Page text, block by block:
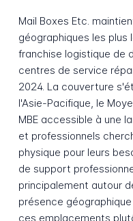
Mail Boxes Etc.
géographiques les
franchise logistique de
centres de service
2024. La couverture
l'Asie-Pacifique, le
MBE accessible à une
et professionnels
physique pour leurs
de support
principalement autour
présence
ces emplacements